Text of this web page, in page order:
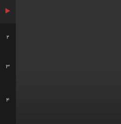
2
3
4